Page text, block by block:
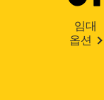
임대
옵션